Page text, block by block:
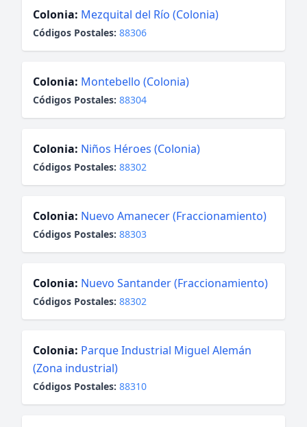
Colonia: Mezquital del Río (Colonia)
Códigos Postales: 88306
Colonia: Montebello (Colonia)
Códigos Postales: 88304
Colonia: Niños Héroes (Colonia)
Códigos Postales: 88302
Colonia: Nuevo Amanecer (Fraccionamiento)
Códigos Postales: 88303
Colonia: Nuevo Santander (Fraccionamiento)
Códigos Postales: 88302
Colonia: Parque Industrial Miguel Alemán
(Zona industrial)
Códigos Postales: 88310